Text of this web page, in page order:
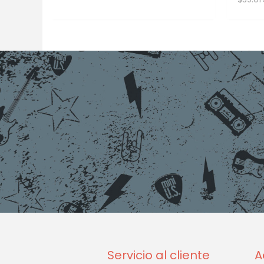
Servicio al cliente